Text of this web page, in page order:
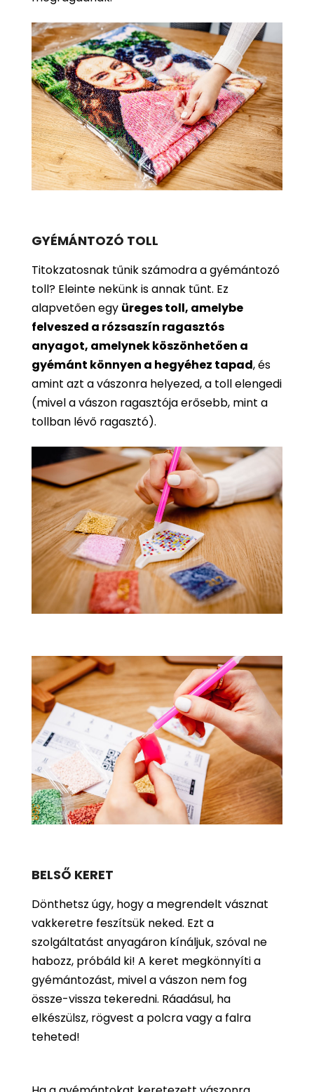
GYÉMÁNTOZÓ TOLL
Titokzatosnak tűnik számodra a gyémántozó
toll? Eleinte nekünk is annak tűnt. Ez
alapvetően egy üreges toll, amelybe
felveszed a rózsaszín ragasztós
anyagot, amelynek köszönhetően a
gyémánt könnyen a hegyéhez tapad, és
amint azt a vászonra helyezed, a toll elengedi
(mivel a vászon ragasztója erősebb, mint a
tollban lévő ragasztó).
BELSŐ KERET
Dönthetsz úgy, hogy a megrendelt vásznat
vakkeretre feszítsük neked. Ezt a
szolgáltatást anyagáron kínáljuk, szóval ne
habozz, próbáld ki! A keret megkönnyíti a
gyémántozást, mivel a vászon nem fog
össze-vissza tekeredni. Ráadásul, ha
elkészülsz, rögvest a polcra vagy a falra
teheted!